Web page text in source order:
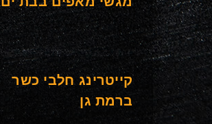
קייטרינג חלבי כשר
ברמת גן